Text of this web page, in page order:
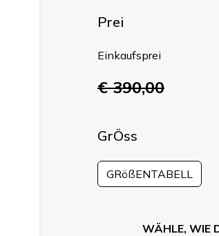
Prei
Einkaufsprei
€ 390,00
GrÖss
GRößENTABELL
WÄHLE, WIE